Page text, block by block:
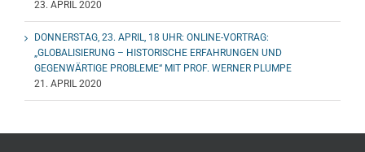
23. APRIL 2020
DONNERSTAG, 23. APRIL, 18 UHR: ONLINE-VORTRAG:
„GLOBALISIERUNG – HISTORISCHE ERFAHRUNGEN UND
GEGENWÄRTIGE PROBLEME“ MIT PROF. WERNER PLUMPE
21. APRIL 2020